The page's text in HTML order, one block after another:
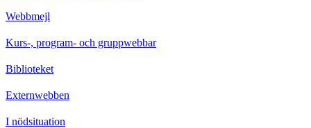
Webbmejl
Kurs-, program- och gruppwebbar
Biblioteket
Externwebben
I nödsituation